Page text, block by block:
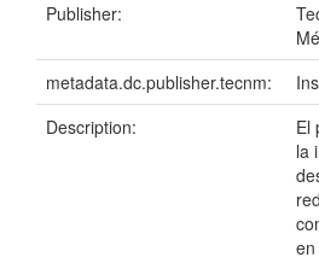
Publisher:
metadata.dc.publisher.tecnm:
Description:
El
la